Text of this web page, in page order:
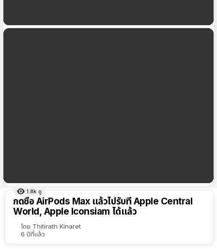
ผลลัพธ์
ทั้งหมด
เรียง
ตาม
1.8k ดู
กดซื้อ AirPods Max แล้วไปรับที่ Apple Central
World, Apple Iconsiam ได้แล้ว
โดย Thitirath Kinaret
6 ปีที่แล้ว